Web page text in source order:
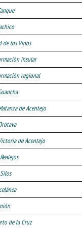
de los Vinos
insular
regional
de Acentejo
de Acentejo
de la Cruz